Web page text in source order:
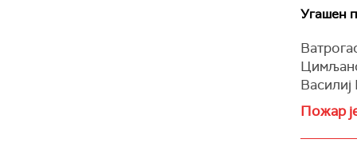
Угашен
Василиј
Пожар